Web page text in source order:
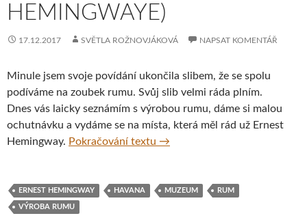
HEMINGWAYE)
17.12.2017 SVĚTLA ROŽNOVJÁKOVÁ NAPSAT KOMENTÁŘ
Minule jsem svoje povídání ukončila slibem, že se spolu
podíváme na zoubek rumu. Svůj slib velmi ráda plním.
Dnes vás laicky seznámím s výrobou rumu, dáme si malou
ochutnávku a vydáme se na místa, která měl rád už Ernest
Hemingway. Pokračování textu Moje cesta Kubou – 6. část
→
ERNEST HEMINGWAY HAVANA MUZEUM RUM
VÝROBA RUMU